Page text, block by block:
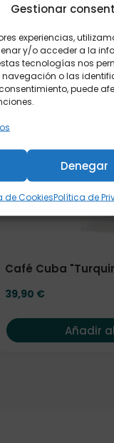
Gestionar
experiencias,
y/o acceder a la
tecnologías nos
o las
puede
Denegar
de CookiesPolítica de
Café Cuba
39,90 €
Añadir